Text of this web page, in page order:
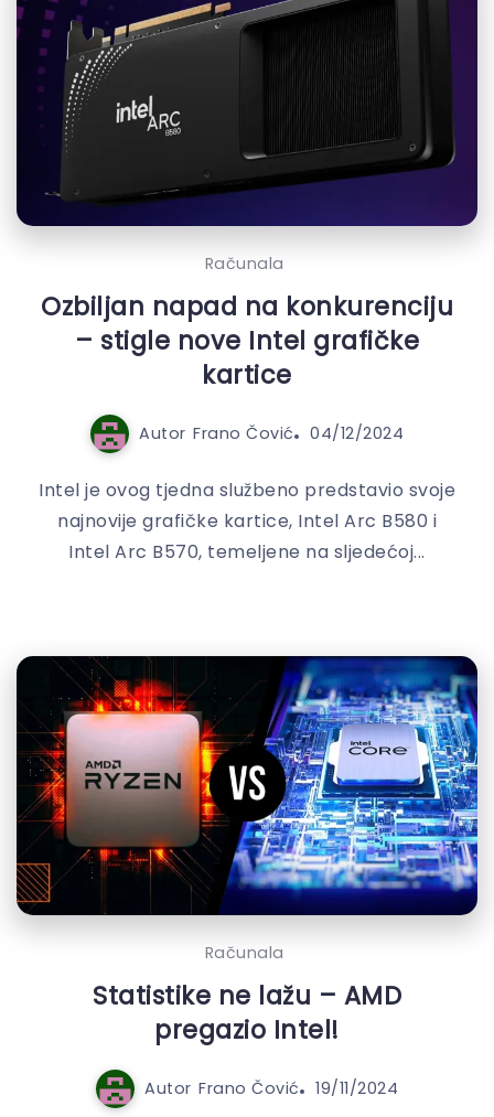
Računala
Ozbiljan napad na konkurenciju
– stigle nove Intel grafičke
kartice
Autor Frano Čović 04/12/2024
Intel je ovog tjedna službeno predstavio svoje
najnovije grafičke kartice, Intel Arc B580 i
Intel Arc B570, temeljene na sljedećoj...
Računala
Statistike ne lažu – AMD
pregazio Intel!
Autor Frano Čović 19/11/2024